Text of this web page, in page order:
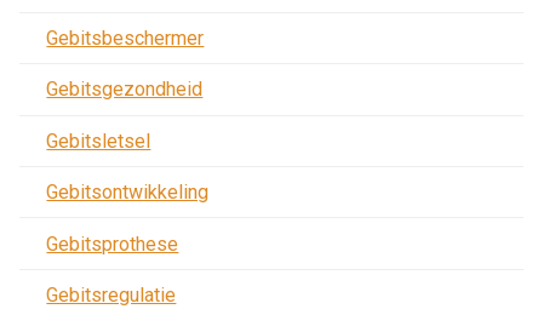
Gebitsbeschermer
Gebitsgezondheid
Gebitsletsel
Gebitsontwikkeling
Gebitsprothese
Gebitsregulatie